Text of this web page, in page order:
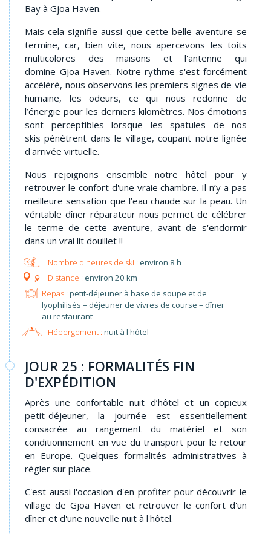
Bay à Gjoa Haven.
Mais cela signifie aussi que cette belle aventure se
termine, car, bien vite, nous apercevons les toits
multicolores des maisons et l'antenne qui
domine Gjoa Haven. Notre rythme s'est forcément
accéléré, nous observons les premiers signes de vie
humaine, les odeurs, ce qui nous redonne de
l’énergie pour les derniers kilomètres. Nos émotions
sont perceptibles lorsque les spatules de nos
skis pénètrent dans le village, coupant notre lignée
d'arrivée virtuelle.
Nous rejoignons ensemble notre hôtel pour y
retrouver le confort d'une vraie chambre. Il n’y a pas
meilleure sensation que l’eau chaude sur la peau. Un
véritable dîner réparateur nous permet de célébrer
le terme de cette aventure, avant de s'endormir
dans un vrai lit douillet !!
environ 8 h
environ 20 km
Repas : petit-déjeuner à base de soupe et de
lyophilisés – déjeuner de vivres de course – dîner
au restaurant
Hébergement : nuit à l'hôtel
JOUR 25 : FORMALITÉS FIN
D'EXPÉDITION
Après une confortable nuit d’hôtel et un copieux
petit-déjeuner, la journée est essentiellement
consacrée au rangement du matériel et son
conditionnement en vue du transport pour le retour
en Europe. Quelques formalités administratives à
régler sur place.
C'est aussi l'occasion d'en profiter pour découvrir le
village de Gjoa Haven et retrouver le confort d'un
dîner et d'une nouvelle nuit à l'hôtel.